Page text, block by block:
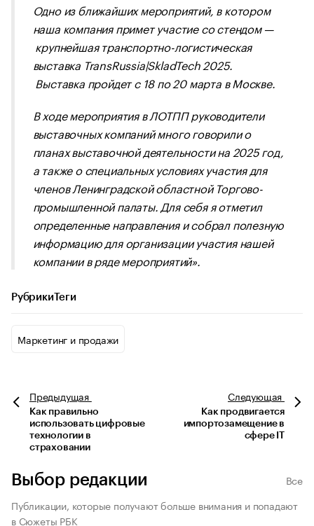
Одно из ближайших мероприятий, в котором
наша компания примет участие со стендом —
крупнейшая транспортно-логистическая
выставка TransRussia|SkladTech 2025.
Выставка пройдет с 18 по 20 марта в Москве.
В ходе мероприятия в ЛОТПП руководители
выставочных компаний много говорили о
планах выставочной деятельности на 2025 год,
а также о специальных условиях участия для
членов Ленинградской областной Торгово-
промышленной палаты. Для себя я отметил
определенные направления и собрал полезную
информацию для организации участия нашей
компании в ряде мероприятий».
Рубрики Теги
Маркетинг и продажи
Предыдущая
Как правильно
использовать цифровые
технологии в
страховании
Следующая
Как продвигается
импортозамещение в
сфере IT
Выбор редакции
Все
Публикации, которые получают больше внимания и попадают
в Сюжеты РБК